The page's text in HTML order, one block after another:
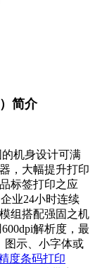
简介
机身设计可满
，大幅提升打印
品标签打印之应
业24小时连续
组搭配强固之机
解析度，最
示、小字体或
度条码打印